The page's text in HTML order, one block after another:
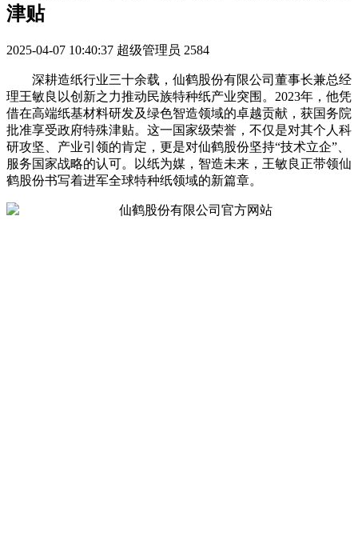
津贴
2025-04-07 10:40:37 超级管理员 2584
深耕造纸行业三十余载，仙鹤股份有限公司董事长兼总经
理王敏良以创新之力推动民族特种纸产业突围。2023年，他凭
借在高端纸基材料研发及绿色智造领域的卓越贡献，获国务院
批准享受政府特殊津贴。这一国家级荣誉，不仅是对其个人科
研攻坚、产业引领的肯定，更是对仙鹤股份坚持“技术立企”、
服务国家战略的认可。以纸为媒，智造未来，王敏良正带领仙
鹤股份书写着进军全球特种纸领域的新篇章。